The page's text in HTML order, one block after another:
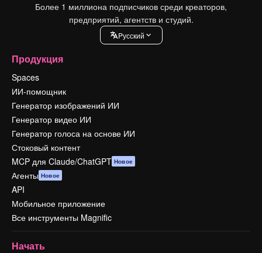
Более 1 миллиона подписчиков среди креаторов,
предприятий, агентств и студий.
Pусский
Продукция
Spaces
ИИ-помощник
Генератор изображений ИИ
Генератор видео ИИ
Генератор голоса на основе ИИ
Стоковый контент
MCP для Claude/ChatGPT Новое
Агенты Новое
API
Мобильное приложение
Все инструменты Magnific
Начать